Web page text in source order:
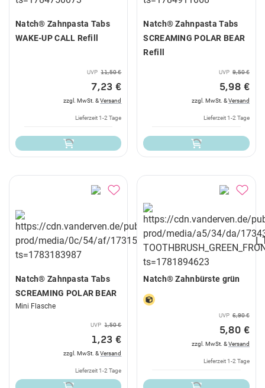
Natch® Zahnpasta Tabs
WAKE-UP CALL Refill
UVP 11,50 €
7,23 €
zzgl. MwSt. &Versand
Lieferzeit 1-2 Tage
Natch® Zahnpasta Tabs
SCREAMING POLAR BEAR
Refill
UVP 9,50 €
5,98 €
zzgl. MwSt. &Versand
Lieferzeit 1-2 Tage
Natch® Zahnpasta Tabs
SCREAMING POLAR BEAR
Mini Flasche
UVP 1,50 €
1,23 €
zzgl. MwSt. &Versand
Lieferzeit 1-2 Tage
Natch® Zahnbürste grün
UVP 6,90 €
5,80 €
zzgl. MwSt. &Versand
Lieferzeit 1-2 Tage